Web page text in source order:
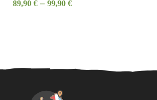
89,90 €– 99,90 €